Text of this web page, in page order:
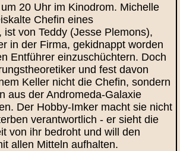
20 Uhr im Kinodrom. Michelle
Chefin eines
ist von Teddy (Jesse Plemons),
in der Firma, gekidnappt worden
Entführer einzuschüchtern. Doch
und fest davon
Keller nicht die Chefin, sondern
aus der Andromeda-Galaxie
Der Hobby-Imker macht sie nicht
verantwortlich - er sieht die
von ihr bedroht und will den
allen Mitteln aufhalten.